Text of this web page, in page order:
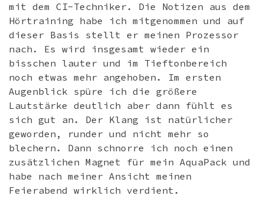
mit dem CI-Techniker. Die Notizen aus dem
Hörtraining habe ich mitgenommen und auf
dieser Basis stellt er meinen Prozessor
nach. Es wird insgesamt wieder ein
bisschen lauter und im Tieftonbereich
noch etwas mehr angehoben. Im ersten
Augenblick spüre ich die größere
Lautstärke deutlich aber dann fühlt es
sich gut an. Der Klang ist natürlicher
geworden, runder und nicht mehr so
blechern. Dann schnorre ich noch einen
zusätzlichen Magnet für mein AquaPack und
habe nach meiner Ansicht meinen
Feierabend wirklich verdient.